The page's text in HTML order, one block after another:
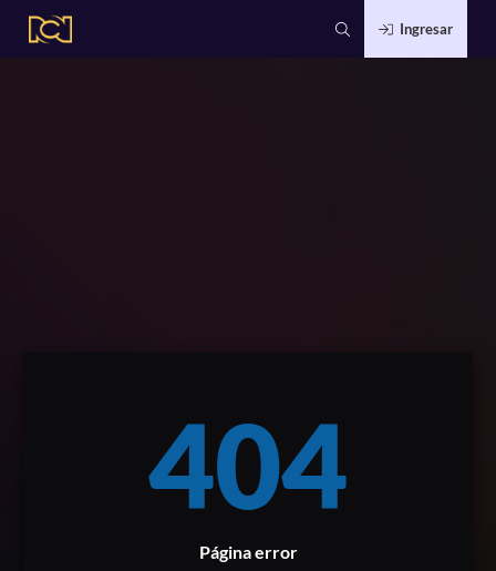
Ingresar
404
Página error